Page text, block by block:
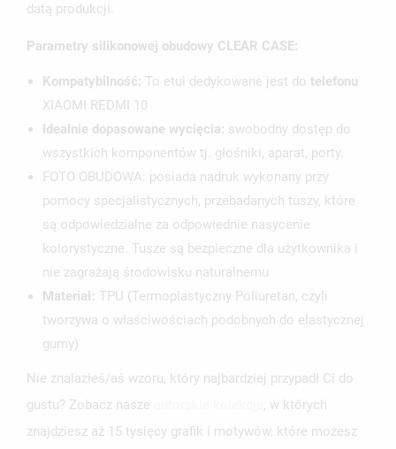
datą produkcji.
Parametry silikonowej obudowy CLEAR CASE:
Kompatybilność: To etui dedykowane jest do telefonu
XIAOMI REDMI 10
Idealnie dopasowane wycięcia: swobodny dostęp do
wszystkich komponentów tj. głośniki, aparat, porty.
FOTO OBUDOWA: posiada nadruk wykonany przy
pomocy specjalistycznych, przebadanych tuszy, które
są odpowiedzialne za odpowiednie nasycenie
kolorystyczne. Tusze są bezpieczne dla użytkownika i
nie zagrażają środowisku naturalnemu
Materiał: TPU (Termoplastyczny Poliuretan, czyli
tworzywa o właściwościach podobnych do elastycznej
gumy)
Nie znalazłeś/aś wzoru, który najbardziej przypadł Ci do
gustu? Zobacz nasze
, w których
znajdziesz aż 15 tysięcy grafik i motywów, które możesz